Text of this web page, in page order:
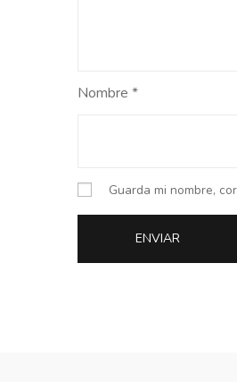
Nombre *
Guarda mi nombre,